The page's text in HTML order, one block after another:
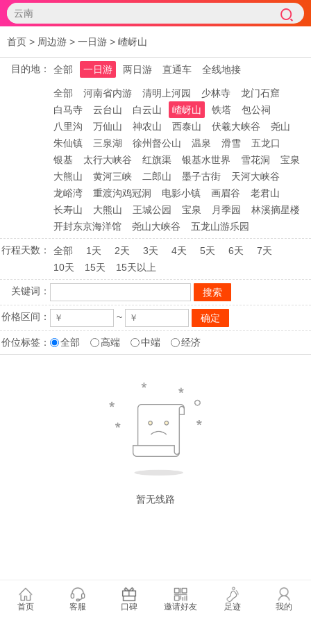
首页 > 周边游 > 一日游 > 嵖岈山
目的地： 全部 一日游 两日游 直通车 全线地接
全部 河南省内游 清明上河园 少林寺
龙门石窟
白马寺
云台山 白云山 嵖岈山 铁塔
包公祠
八里沟
万仙山 神农山 西泰山 伏羲大峡谷
尧山
朱仙镇
三泉湖 徐州督公山 温泉 滑雪
五龙口
银基
太行大峡谷 红旗渠 银基水世界 雪花洞
宝泉
大熊山
黄河三峡 二郎山 墨子古街
天河大峡谷
龙峪湾
重渡沟鸡冠洞 电影小镇 画眉谷
老君山
长寿山
大熊山 王城公园 宝泉 月季园
林溪摘星楼
开封东京海洋馆
尧山大峡谷 五龙山游乐园
行程天数： 全部 1天 2天 3天 4天 5天 6天
7天
10天
15天 15天以上
关键词：
价格区间： ~
价位标签： 全部 高端 中端 经济
暂无线路
首页 客服 口碑 邀请好友 足迹 我的